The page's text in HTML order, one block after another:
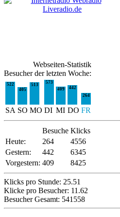
Webseiten-Statistik
Besucher der letzten Woche:
522
405
513
573
409
442
264
SA SO MO DI MI DO FR
Besuche Klicks
Heute:
264
4556
Gestern:
442
6345
Vorgestern: 409 8425
Klicks pro Stunde: 25.51
Klicke pro Besucher: 11.62
Besucher Gesamt: 541558